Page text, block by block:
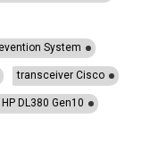
System
transceiver Cisco
HP DL380 Gen10